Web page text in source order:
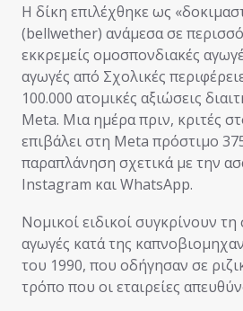
Η δίκη επιλέχθηκε ως
(bellwether) ανάμεσα σε
εκκρεμείς ομοσπονδιακές
αγωγές από Σχολικές
100.000 ατομικές αξιώσεις
Meta. Μια ημέρα πριν, κριτές
επιβάλει στη Meta πρόστιμο
παραπλάνηση σχετικά με την
Instagram και WhatsApp.
Νομικοί ειδικοί συγκρίνουν τη
αγωγές κατά της
του 1990, που οδήγησαν σε
τρόπο που οι εταιρείες